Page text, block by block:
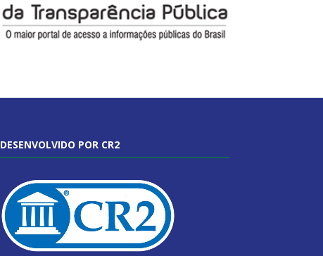
DESENVOLVIDO POR CR2